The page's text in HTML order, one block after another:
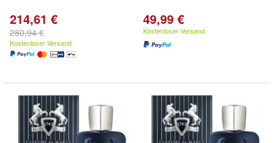
214,61 €
280,94 €
Kostenloser Versand
49,99 €
Kostenloser Versand